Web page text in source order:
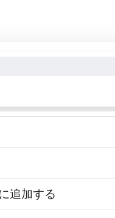
追加する